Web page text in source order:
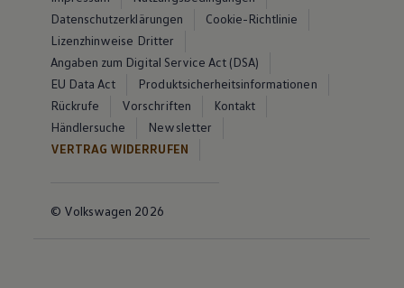
Datenschutzerklärungen
Cookie-Richtlinie
Lizenzhinweise Dritter
Angaben zum Digital Service Act (DSA)
EU Data Act
Produktsicherheitsinformationen
Rückrufe
Vorschriften
Kontakt
Händlersuche
Newsletter
VERTRAG WIDERRUFEN
© Volkswagen 2026